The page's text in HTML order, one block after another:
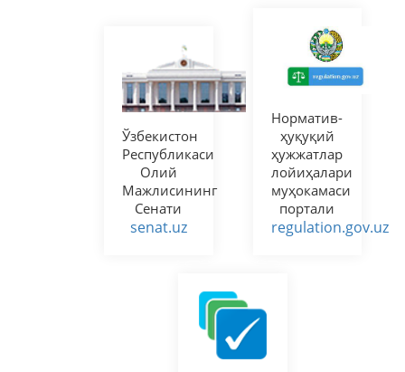
Ўзбекистон
Республикаси
Олий
Мажлисининг
Сенати
senat.uz
Норматив-
ҳуқуқий
ҳужжатлар
лойиҳалари
муҳокамаси
портали
regulation.gov.uz